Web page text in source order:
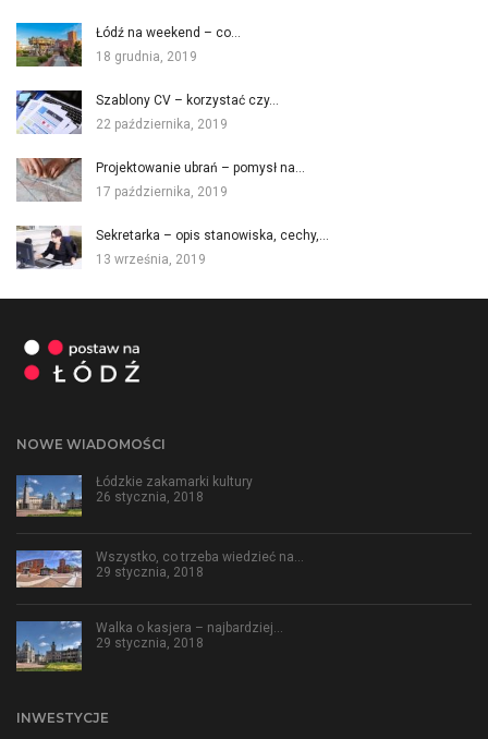
Łódź na weekend – co…
18 grudnia, 2019
Szablony CV – korzystać czy…
22 października, 2019
Projektowanie ubrań – pomysł na…
17 października, 2019
Sekretarka – opis stanowiska, cechy,…
13 września, 2019
NOWE WIADOMOŚCI
Łódzkie zakamarki kultury
26 stycznia, 2018
Wszystko, co trzeba wiedzieć na…
29 stycznia, 2018
Walka o kasjera – najbardziej…
29 stycznia, 2018
INWESTYCJE